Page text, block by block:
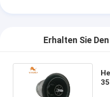
Erhalten Sie